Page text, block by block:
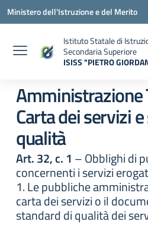
Vai ai contenuti
Vai al menu di navigazione
Vai al footer
Ministero dell'Istruzione e del Merito
Istituto Statale di
Secondaria Superiore
ISISS "PIETRO
Amministrazione
Carta dei servizi
qualità
Art. 32, c. 1 – Obblighi di
concernenti i servizi
1. Le pubbliche
carta dei servizi o il
standard di qualità dei